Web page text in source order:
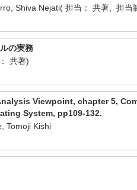
Shiva Nejati( 担当： 共著, 担当
の実務
共著)
Viewpoint, chapter 5,
System, pp109-132.
Tomoji Kishi